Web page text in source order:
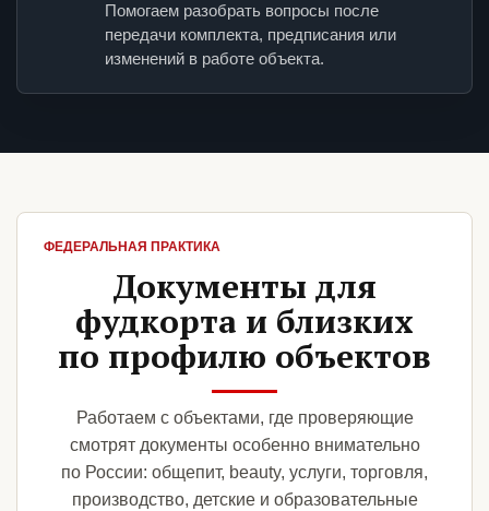
Помогаем разобрать вопросы после
передачи комплекта, предписания или
изменений в работе объекта.
ФЕДЕРАЛЬНАЯ ПРАКТИКА
Документы для
фудкорта и близких
по профилю объектов
Работаем с объектами, где проверяющие
смотрят документы особенно внимательно
по России: общепит, beauty, услуги, торговля,
производство, детские и образовательные